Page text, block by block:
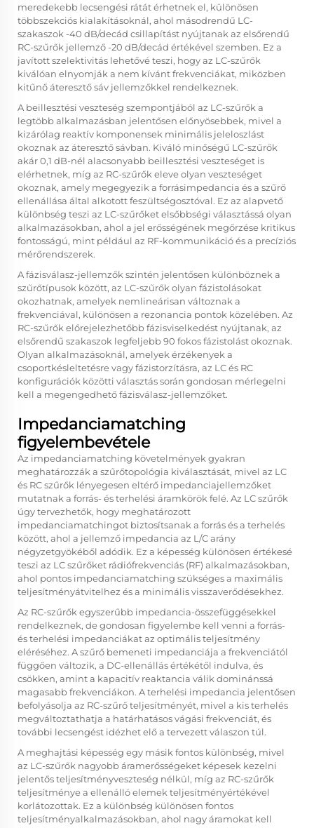
meredekebb lecsengési rátát érhetnek el, különösen
többszekciós kialakításoknál, ahol másodrendű LC-
szakaszok -40 dB/decád csillapítást nyújtanak az elsőrendű
RC-szűrők jellemző -20 dB/decád értékével szemben. Ez a
javított szelektivitás lehetővé teszi, hogy az LC-szűrők
kiválóan elnyomják a nem kívánt frekvenciákat, miközben
kitűnő áteresztő sáv jellemzőkkel rendelkeznek.
A beillesztési veszteség szempontjából az LC-szűrők a
legtöbb alkalmazásban jelentősen előnyösebbek, mivel a
kizárólag reaktív komponensek minimális jeleloszlást
okoznak az áteresztő sávban. Kiváló minőségű LC-szűrők
akár 0,1 dB-nél alacsonyabb beillesztési veszteséget is
elérhetnek, míg az RC-szűrők eleve olyan veszteséget
okoznak, amely megegyezik a forrásimpedancia és a szűrő
ellenállása által alkotott feszültségosztóval. Ez az alapvető
különbség teszi az LC-szűrőket elsőbbségi választássá olyan
alkalmazásokban, ahol a jel erősségének megőrzése kritikus
fontosságú, mint például az RF-kommunikáció és a precíziós
mérőrendszerek.
A fázisválasz-jellemzők szintén jelentősen különböznek a
szűrőtípusok között, az LC-szűrők olyan fázistolásokat
okozhatnak, amelyek nemlineárisan változnak a
frekvenciával, különösen a rezonancia pontok közelében. Az
RC-szűrők előrejelezhetőbb fázisviselkedést nyújtanak, az
elsőrendű szakaszok legfeljebb 90 fokos fázistolást okoznak.
Olyan alkalmazásoknál, amelyek érzékenyek a
csoportkésleltetésre vagy fázistorzításra, az LC és RC
konfigurációk közötti választás során gondosan mérlegelni
kell a megengedhető fázisválasz-jellemzőket.
Impedanciamatching
figyelembevétele
Az impedanciamatching követelmények gyakran
meghatározzák a szűrőtopológia kiválasztását, mivel az LC
és RC szűrők lényegesen eltérő impedanciajellemzőket
mutatnak a forrás- és terhelési áramkörök felé. Az LC szűrők
úgy tervezhetők, hogy meghatározott
impedanciamatchingot biztosítsanak a forrás és a terhelés
között, ahol a jellemző impedancia az L/C arány
négyzetgyökéből adódik. Ez a képesség különösen értékesé
teszi az LC szűrőket rádiófrekvenciás (RF) alkalmazásokban,
ahol pontos impedanciamatching szükséges a maximális
teljesítményátvitelhez és a minimális visszaverődésekhez.
Az RC-szűrők egyszerűbb impedancia-összefüggésekkel
rendelkeznek, de gondosan figyelembe kell venni a forrás-
és terhelési impedanciákat az optimális teljesítmény
eléréséhez. A szűrő bemeneti impedanciája a frekvenciától
függően változik, a DC-ellenállás értékétől indulva, és
csökken, amint a kapacitív reaktancia válik dominánssá
magasabb frekvenciákon. A terhelési impedancia jelentősen
befolyásolja az RC-szűrő teljesítményét, mivel a kis terhelés
megváltoztathatja a határhatásos vágási frekvenciát, és
további lecsengést idézhet elő a tervezett válaszon túl.
A meghajtási képesség egy másik fontos különbség, mivel
az LC-szűrők nagyobb áramerősségeket képesek kezelni
jelentős teljesítményveszteség nélkül, míg az RC-szűrők
teljesítménye a ellenálló elemek teljesítményértékével
korlátozottak. Ez a különbség különösen fontos
teljesítményalkalmazásokban, ahol nagy áramokat kell